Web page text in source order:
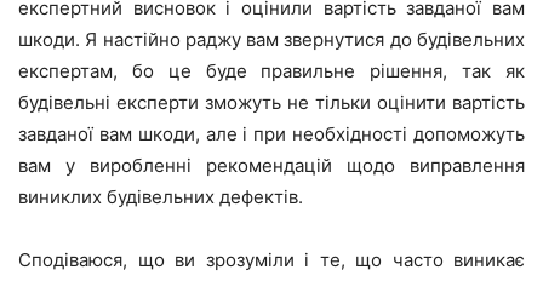
експертний висновок і оцінили вартість завданої вам
шкоди. Я настійно раджу вам звернутися до будівельних
експертам, бо це буде правильне рішення, так як
будівельні експерти зможуть не тільки оцінити вартість
завданої вам шкоди, але і при необхідності допоможуть
вам у виробленні рекомендацій щодо виправлення
виниклих будівельних дефектів.
Сподіваюся, що ви зрозуміли і те, що часто виникає